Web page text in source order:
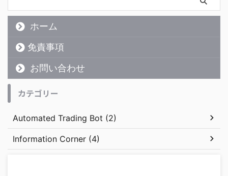
ホーム
免責事項
お問い合わせ
カテゴリー
Automated Trading Bot (2)
Information Corner (4)